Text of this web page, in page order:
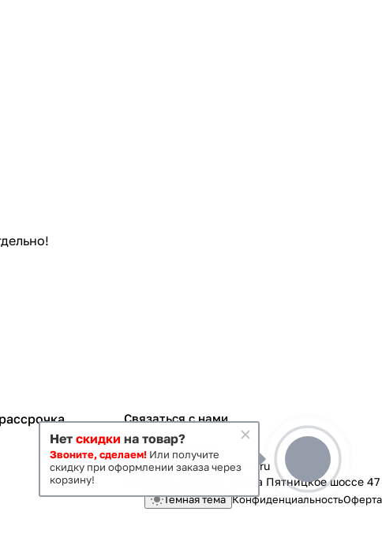
Связаться с нами
+7 495 363-70-19
magazin-vanna@yandex.ru
г. Москва, Митино, улица Пятницкое шоссе 47
Темная тема КонфиденциальностьОферта
Нет скидки на товар?
Звоните, сделаем! Или получите
скидку при оформлении заказа через
корзину!